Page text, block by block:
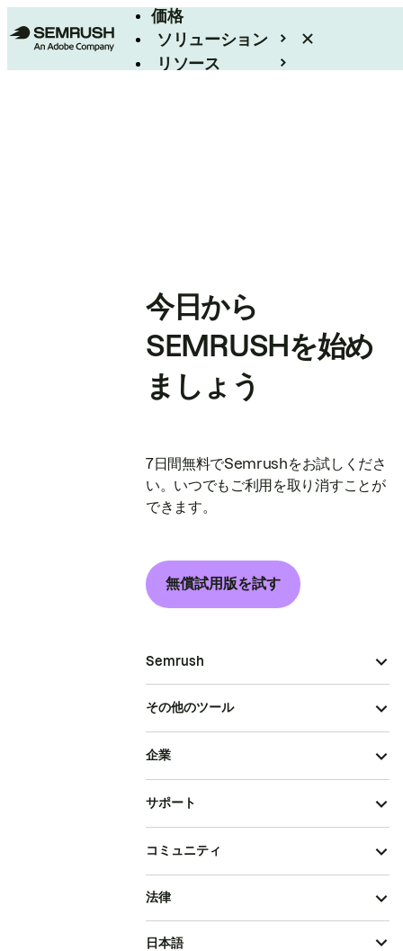
価格
ソリューション
リソース
今日から
SEMRUSHを始め
ましょう
7日間無料でSemrushをお試しくださ
い。いつでもご利用を取り消すことが
できます。
無償試用版を試す
Semrush
その他のツール
企業
サポート
コミュニティ
法律
日本語